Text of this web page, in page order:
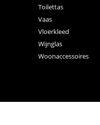
Toilettas
Vaas
Vloerkleed
Wijnglas
Woonaccessoires